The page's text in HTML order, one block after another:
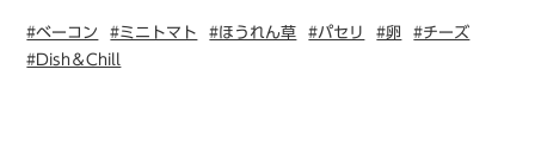
#ベーコン #ミニトマト #ほうれん草 #パセリ #卵
#チーズ
#Dish＆Chill